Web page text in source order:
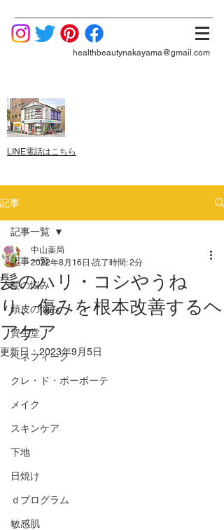
healthbeautynakayama@gmail.com
LINE電話はこちら
記事
記事一覧
髪の悩み
頭皮の悩み
資生堂
ベネフィーク
クレ・ド・ポーボーテ
メイク
スキンケア
下地
日焼け
ｄプログラム
敏感肌
記事一覧
髪のハリ・コシやうね
り、傷みを根本改善するヘ
アケア
中山薬局
2022年8月16日 読了時間: 2分
更新日：2023年9月5日